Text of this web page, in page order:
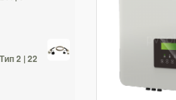
2 | 22